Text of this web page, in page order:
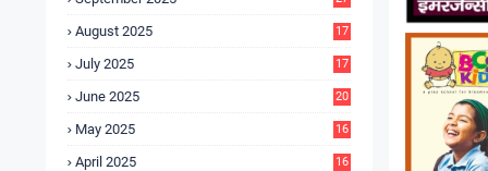
August 2025
17
July 2025
17
June 2025
20
May 2025
16
April 2025
16